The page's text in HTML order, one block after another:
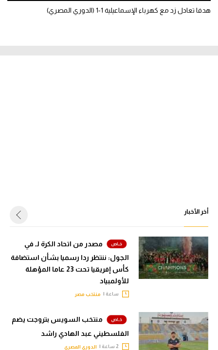
هدفا تعادل زد مع كهرباء الإسماعيلية 1-1 (الدوري المصري)
أخر الأخبار
مصدر من اتحاد الكرة لـ في
الجول: ننتظر ردا رسميا بشأن استضافة
كأس إفريقيا تحت 23 عاما المؤهلة
للأولمبياد
ساعة | منتخب مصر
منتخب السويس بتروجت يضم
الفلسطيني عبد الهادي راشد
الدوري المصري